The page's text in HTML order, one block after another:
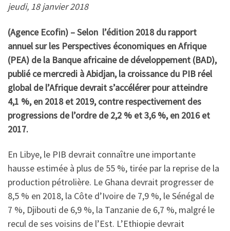
jeudi, 18 janvier 2018
(Agence Ecofin) – Selon l’édition 2018 du rapport
annuel sur les Perspectives économiques en Afrique
(PEA) de la Banque africaine de développement (BAD),
publié ce mercredi à Abidjan, la croissance du PIB réel
global de l’Afrique devrait s’accélérer pour atteindre
4,1 %, en 2018 et 2019, contre respectivement des
progressions de l’ordre de 2,2 % et 3,6 %, en 2016 et
2017.
En Libye, le PIB devrait connaître une importante
hausse estimée à plus de 55 %, tirée par la reprise de la
production pétrolière. Le Ghana devrait progresser de
8,5 % en 2018, la Côte d’Ivoire de 7,9 %, le Sénégal de
7 %, Djibouti de 6,9 %, la Tanzanie de 6,7 %, malgré le
recul de ses voisins de l’Est. L’Ethiopie devrait